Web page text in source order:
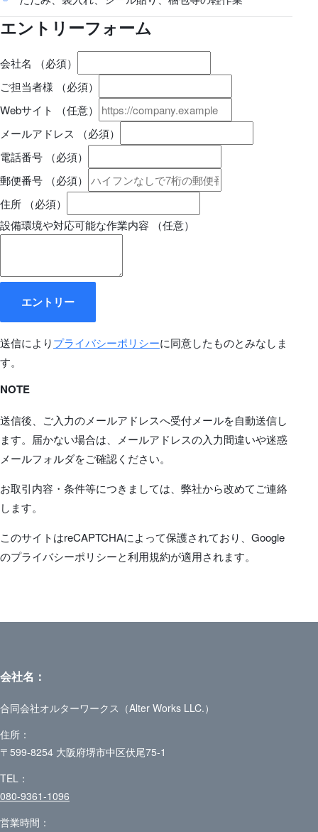
エントリーフォーム
会社名
（必須）
ご担当者様
（必須）
Webサイト
（任意）
メールアドレス
（必須）
電話番号
（必須）
郵便番号
（必須）
住所
（必須）
設備環境や対応可能な作業内容
（任意）
エントリー
送信によりプライバシーポリシーに同意したものとみなしま
す。
NOTE
送信後、ご入力のメールアドレスへ受付メールを自動送信し
ます。届かない場合は、メールアドレスの入力間違いや迷惑
メールフォルダをご確認ください。
お取引内容・条件等につきましては、弊社から改めてご連絡
します。
このサイトはreCAPTCHAによって保護されており、Google
のプライバシーポリシーと利用規約が適用されます。
会社名：
合同会社オルターワークス（Alter Works LLC.）
住所：
〒599-8254 大阪府堺市中区伏尾75-1
TEL：
080-9361-1096
営業時間：